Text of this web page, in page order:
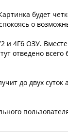
будет
о
4Гб ОЗУ.
всего
до двух